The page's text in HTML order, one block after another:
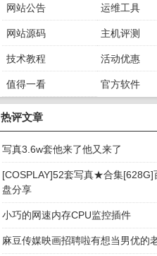
网站公告 运维工具
网站源码 主机评测
技术教程 活动优惠
值得一看
绿色软件
官方软件
热评文章
写真3.6w套他来了他又来了
[COSPLAY]52套写真★合集[628G]
盘分享
小巧的网速内存CPU监控插件
麻豆传媒映画招聘啦有想当男优的